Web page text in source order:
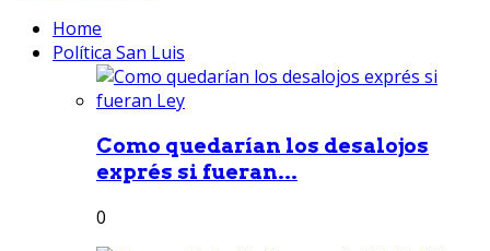
Home
Política San Luis
Como quedarían los desalojos
exprés si fueran...
0